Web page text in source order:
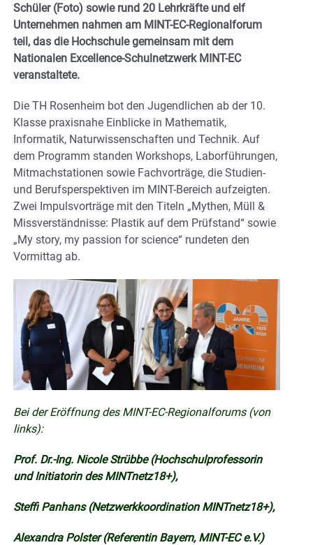
Schüler (Foto) sowie rund 20 Lehrkräfte und elf
Unternehmen nahmen am MINT-EC-Regionalforum
teil, das die Hochschule gemeinsam mit dem
Nationalen Excellence-Schulnetzwerk MINT-EC
veranstaltete.
Die TH Rosenheim bot den Jugendlichen ab der 10.
Klasse praxisnahe Einblicke in Mathematik,
Informatik, Naturwissenschaften und Technik. Auf
dem Programm standen Workshops, Laborführungen,
Mitmachstationen sowie Fachvorträge, die Studien-
und Berufsperspektiven im MINT-Bereich aufzeigten.
Zwei Impulsvorträge mit den Titeln „Mythen, Müll &
Missverständnisse: Plastik auf dem Prüfstand“ sowie
„My story, my passion for science“ rundeten den
Vormittag ab.
Bei der Eröffnung des MINT-EC-Regionalforums (von
links):
Prof. Dr.-Ing. Nicole Strübbe (Hochschulprofessorin
und Initiatorin des MINTnetz18+),
Steffi Panhans (Netzwerkkoordination MINTnetz18+),
Alexandra Polster (Referentin Bayern, MINT-EC e.V.)